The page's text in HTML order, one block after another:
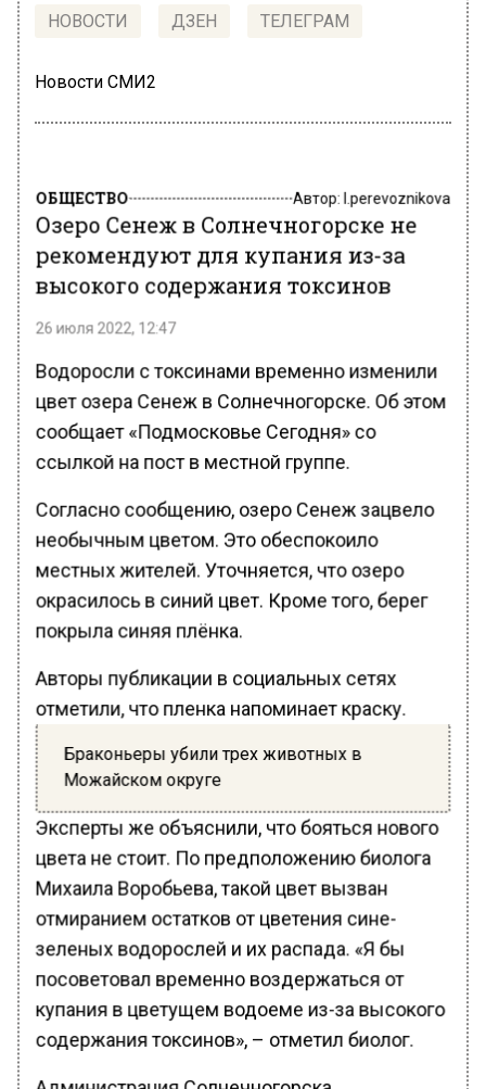
НОВОСТИ ДЗЕН ТЕЛЕГРАМ
Новости СМИ2
ОБЩЕСТВО Автор: l.perevoznikova
Озеро Сенеж в Солнечногорске не
рекомендуют для купания из-за
высокого содержания токсинов
26 июля 2022, 12:47
Водоросли с токсинами временно изменили
цвет озера Сенеж в Солнечногорске. Об этом
сообщает «Подмосковье Сегодня» со
ссылкой на пост в местной группе.
Согласно сообщению, озеро Сенеж зацвело
необычным цветом. Это обеспокоило
местных жителей. Уточняется, что озеро
окрасилось в синий цвет. Кроме того, берег
покрыла синяя плёнка.
Авторы публикации в социальных сетях
отметили, что пленка напоминает краску.
Браконьеры убили трех животных в
Можайском округе
Эксперты же объяснили, что бояться нового
цвета не стоит. По предположению биолога
Михаила Воробьева, такой цвет вызван
отмиранием остатков от цветения сине-
зеленых водорослей и их распада. «Я бы
посоветовал временно воздержаться от
купания в цветущем водоеме из-за высокого
содержания токсинов», – отметил биолог.